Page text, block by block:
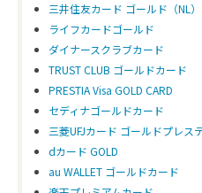
三井住友カード ゴールド（NL）
ライフカードゴールド
ダイナースクラブカード
TRUST CLUB ゴールドカード
PRESTIA Visa GOLD CARD
セディナゴールドカード
三菱UFJカード ゴールドプレス
dカード GOLD
au WALLET ゴールドカード